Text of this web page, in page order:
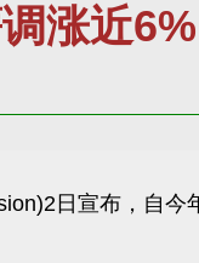
涨近6%
日宣布，自今